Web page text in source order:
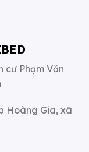
cư Phạm Văn
Hoàng Gia, xã